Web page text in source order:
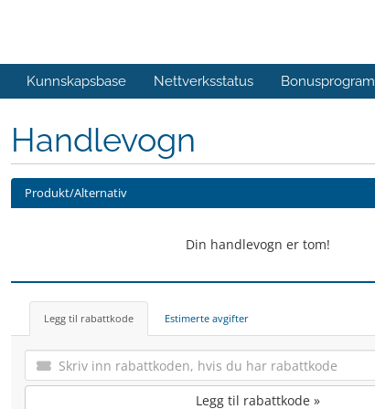
Kunnskapsbase Nettverksstatus Bonusprogram
Handlevogn
Produkt/Alternativ
Din handlevogn er tom!
Legg til rabattkode Estimerte avgifter
Legg til rabattkode »